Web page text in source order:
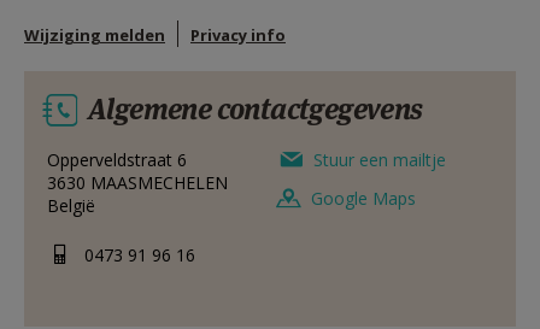
HULP
MIJN PAROCHIE
AANMELDEN OF REGISTREREN
Wijziging melden Privacy info
Algemene contactgegevens
Opperveldstraat 6
3630 MAASMECHELEN
België
0473 91 96 16
Stuur een mailtje
Google Maps